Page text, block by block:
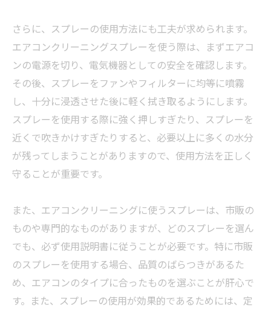
さらに、スプレーの使用方法にも工夫が求められます。
エアコンクリーニングスプレーを使う際は、まずエアコ
ンの電源を切り、電気機器としての安全を確認します。
その後、スプレーをファンやフィルターに均等に噴霧
し、十分に浸透させた後に軽く拭き取るようにします。
スプレーを使用する際に強く押しすぎたり、スプレーを
近くで吹きかけすぎたりすると、必要以上に多くの水分
が残ってしまうことがありますので、使用方法を正しく
守ることが重要です。
また、エアコンクリーニングに使うスプレーは、市販の
ものや専門的なものがありますが、どのスプレーを選ん
でも、必ず使用説明書に従うことが必要です。特に市販
のスプレーを使用する場合、品質のばらつきがあるた
め、エアコンのタイプに合ったものを選ぶことが肝心で
す。また、スプレーの使用が効果的であるためには、定